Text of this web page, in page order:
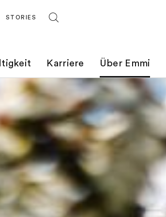
Karriere Über Emmi
STORIES